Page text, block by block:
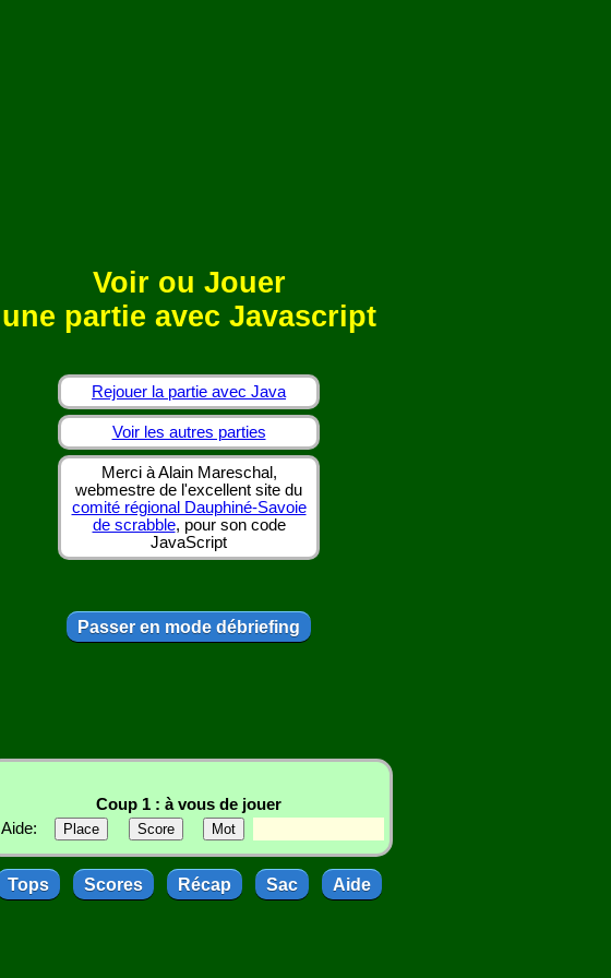
Voir ou Jouer
une partie avec Javascript
Rejouer la partie avec Java
Voir les autres parties
Merci à Alain Mareschal,
webmestre de l'excellent site du
comité régional Dauphiné-Savoie
de scrabble, pour son code
JavaScript
Passer en mode débriefing
Coup 1 : à vous de jouer
Aide:
Tops Scores Récap Sac Aide